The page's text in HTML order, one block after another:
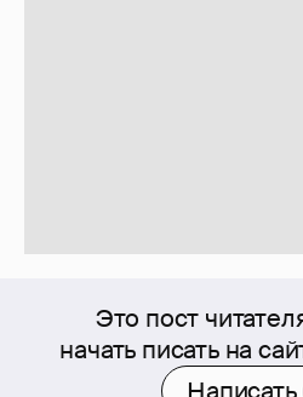
Это пост
начать писать на